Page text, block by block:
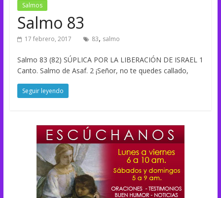
Salmos
Salmo 83
17 febrero, 2017 83, salmo
Salmo 83 (82) SÚPLICA POR LA LIBERACIÓN DE ISRAEL 1
Canto. Salmo de Asaf. 2 ¡Señor, no te quedes callado,
Seguir leyendo